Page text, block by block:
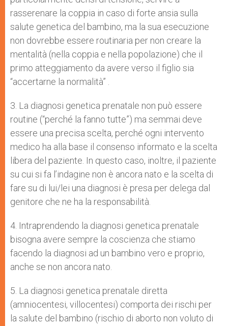
rasserenare la coppia in caso di forte ansia sulla
salute genetica del bambino, ma la sua esecuzione
non dovrebbe essere routinaria per non creare la
mentalità (nella coppia e nella popolazione) che il
primo atteggiamento da avere verso il figlio sia
“accertarne la normalità” .
3. La diagnosi genetica prenatale non può essere
routine (“perché la fanno tutte”) ma semmai deve
essere una precisa scelta, perché ogni intervento
medico ha alla base il consenso informato e la scelta
libera del paziente. In questo caso, inoltre, il paziente
su cui si fa l’indagine non è ancora nato e la scelta di
fare su di lui/lei una diagnosi è presa per delega dal
genitore che ne ha la responsabilità.
4. Intraprendendo la diagnosi genetica prenatale
bisogna avere sempre la coscienza che stiamo
facendo la diagnosi ad un bambino vero e proprio,
anche se non ancora nato.
5. La diagnosi genetica prenatale diretta
(amniocentesi, villocentesi) comporta dei rischi per
la salute del bambino (rischio di aborto non voluto di